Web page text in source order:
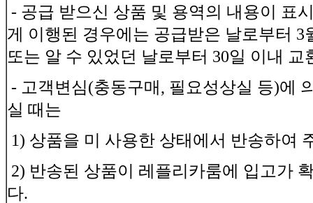
- 공급 받으신 상품 및 용역의 내용이 표
게 이행된 경우에는 공급받은 날로부터 3
또는 알 수 있었던 날로부터 30일 이내 교
- 고객변심(충동구매, 필요성상실 등)에
실 때는
1) 상품을 미 사용한 상태에서 반송하여
2) 반송된 상품이 레플리카룸에 입고가
다.